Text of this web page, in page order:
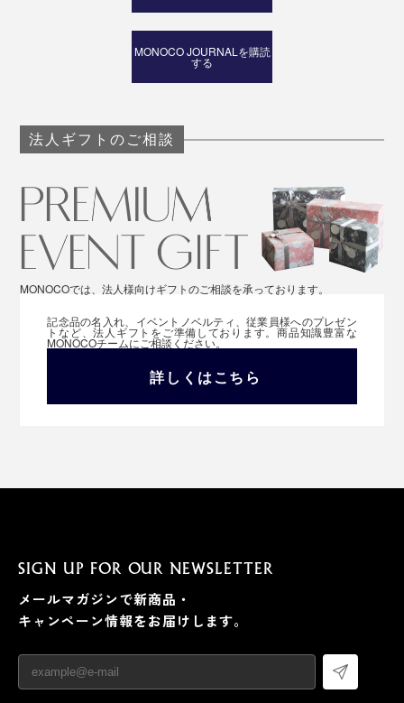
MONOCO JOURNALを購読
する
法人ギフトのご相談
MONOCOでは、法人様向けギフトのご相談を承っております。
記念品の名入れ、イベントノベルティ、従業員様へのプレゼン
トなど、法人ギフトをご準備しております。商品知識豊富な
MONOCOチームにご相談ください。
詳しくはこちら
SIGN UP FOR OUR NEWSLETTER
メールマガジンで新商品・
キャンペーン情報をお届けします。